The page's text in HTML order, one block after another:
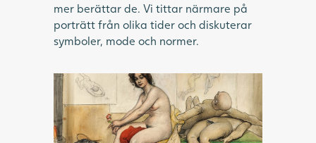
mer berättar de. Vi tittar närmare på
porträtt från olika tider och diskuterar
symboler, mode och normer.
En person sitter på ett bord. På bordet
ligger två skyltdockor.